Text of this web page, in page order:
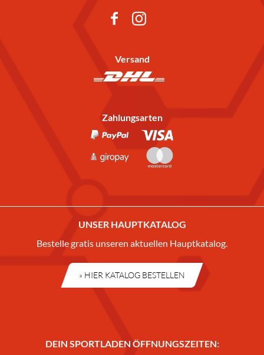
Versand
Zahlungsarten
UNSER HAUPTKATALOG
Bestelle gratis unseren aktuellen Hauptkatalog.
» HIER KATALOG BESTELLEN
DEIN SPORTLADEN ÖFFNUNGSZEITEN: